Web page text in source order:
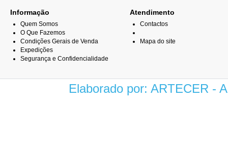
Informação
Quem Somos
O Que Fazemos
Condições Gerais de Venda
Expedições
Segurança e Confidencialidade
Atendimento
Contactos
Mapa do site
Elaborado por: ARTECER -